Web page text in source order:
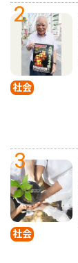
2
社会
3
社会